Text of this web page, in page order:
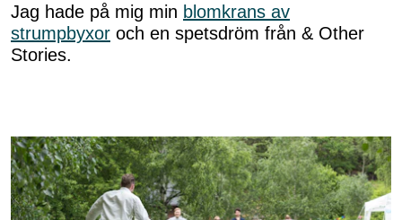
Jag hade på mig min blomkrans av
strumpbyxor och en spetsdröm från & Other
Stories.